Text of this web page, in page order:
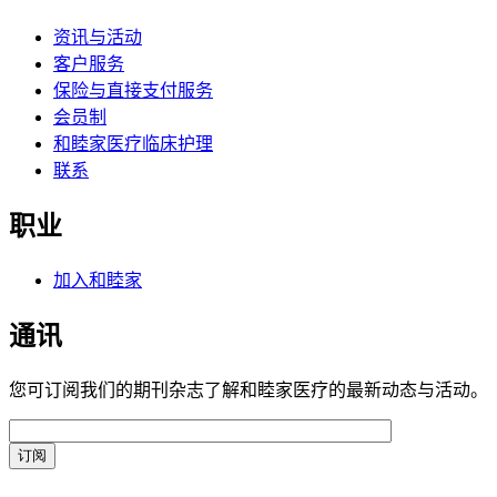
资讯与活动
客户服务
保险与直接支付服务
会员制
和睦家医疗临床护理
联系
职业
加入和睦家
通讯
您可订阅我们的期刊杂志了解和睦家医疗的最新动态与活动。